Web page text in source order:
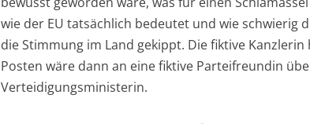
wie der EU tatsächlich bedeutet und wie schwierig
die Stimmung im Land gekippt. Die fiktive
Posten wäre dann an eine fiktive Parteifreundin
Verteidigungsministerin.